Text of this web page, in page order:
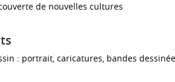
de nouvelles cultures
: portrait, caricatures, bandes